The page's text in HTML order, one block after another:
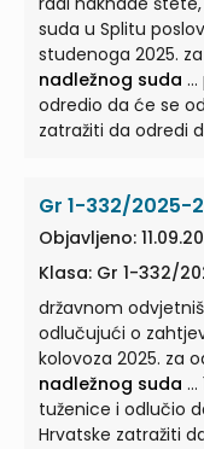
suda u Splitu
studenoga 2025.
nadležnog suda ... prihvatio prijedlog tužitelja te je
odredio da će se
zatražiti da odredi
studenoga 2025.
postupa drugi
stupnja može sam
najvišeg suda
pojedinom
sud... ZPP-a, da se za postupanje u predmetu tog
suda poslovni broj
suda u Splitu,
kako ...
Gr 1-332/2025-2
Objavljeno:
Klasa: Gr 1-332/
državnom
odlučujući o
kolovoza 2025. za
nadležnog suda ... 13. kolovoza 2025. prihvatio prijedlog
tuženice i odlučio
Hrvatske zatražiti